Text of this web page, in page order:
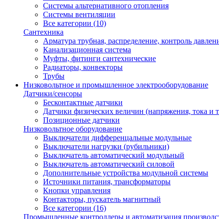
Системы альтернативного отопления
Системы вентиляции
Все категории (10)
Сантехника
Арматура трубная, распределение, контроль
Канализационная система
Муфты, фитинги сантехнические
Радиаторы, конвекторы
Трубы
Низковольтное и промышленное электрооборудование
Датчики/сенсоры
Бесконтактные датчики
Датчики физических величин (напряжения, тока и
Позиционные датчики
Низковольтное оборудование
Выключатели дифференцальные модульные
Выключатели нагрузки (рубильники)
Выключатель автоматический модульный
Выключатель автоматический силовой
Дополнительные устройства модульной системы
Источники питания, трансформаторы
Кнопки управления
Контакторы, пускатель магнитный
Все категории (16)
Промышленные контроллеры и автоматизация